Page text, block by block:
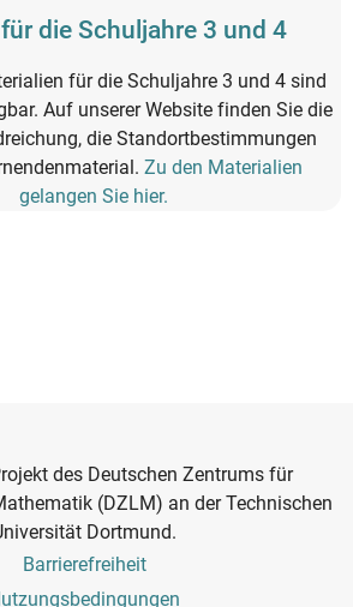
die Schuljahre 3 und 4
für die Schuljahre 3 und 4 sind
Auf unserer Website finden Sie die
die Standortbestimmungen
Zu den Materialien
gelangen Sie hier.
des Deutschen Zentrums für
(DZLM) an der Technischen
Dortmund.
Barrierefreiheit